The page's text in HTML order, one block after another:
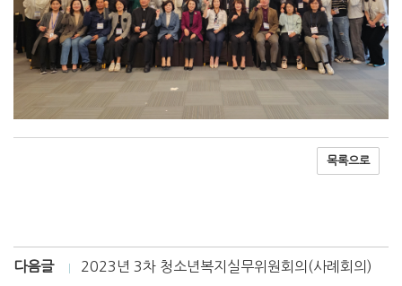
목록으로
다음글 2023년 3차 청소년복지실무위원회의(사례회의)